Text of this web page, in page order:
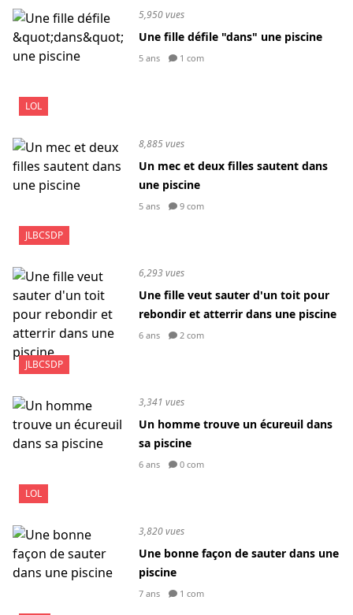
LOL
5,950 vues
Une fille défile "dans" une piscine
5 ans 1 com
JLBCSDP
8,885 vues
Un mec et deux filles sautent dans
une piscine
5 ans 9 com
JLBCSDP
6,293 vues
Une fille veut sauter d'un toit pour
rebondir et atterrir dans une piscine
6 ans 2 com
LOL
3,341 vues
Un homme trouve un écureuil dans
sa piscine
6 ans 0 com
3,820 vues
Une bonne façon de sauter dans une
piscine
7 ans 1 com